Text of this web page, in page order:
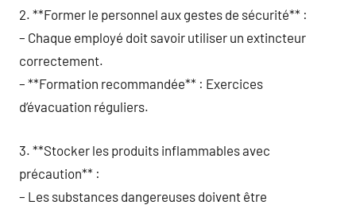
2. **Former le personnel aux gestes de sécurité** :
– Chaque employé doit savoir utiliser un extincteur
correctement.
– **Formation recommandée** : Exercices
d’évacuation réguliers.
3. **Stocker les produits inflammables avec
précaution** :
– Les substances dangereuses doivent être